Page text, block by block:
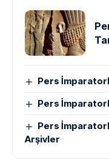
Pers
Pers
Pers
Arşivler